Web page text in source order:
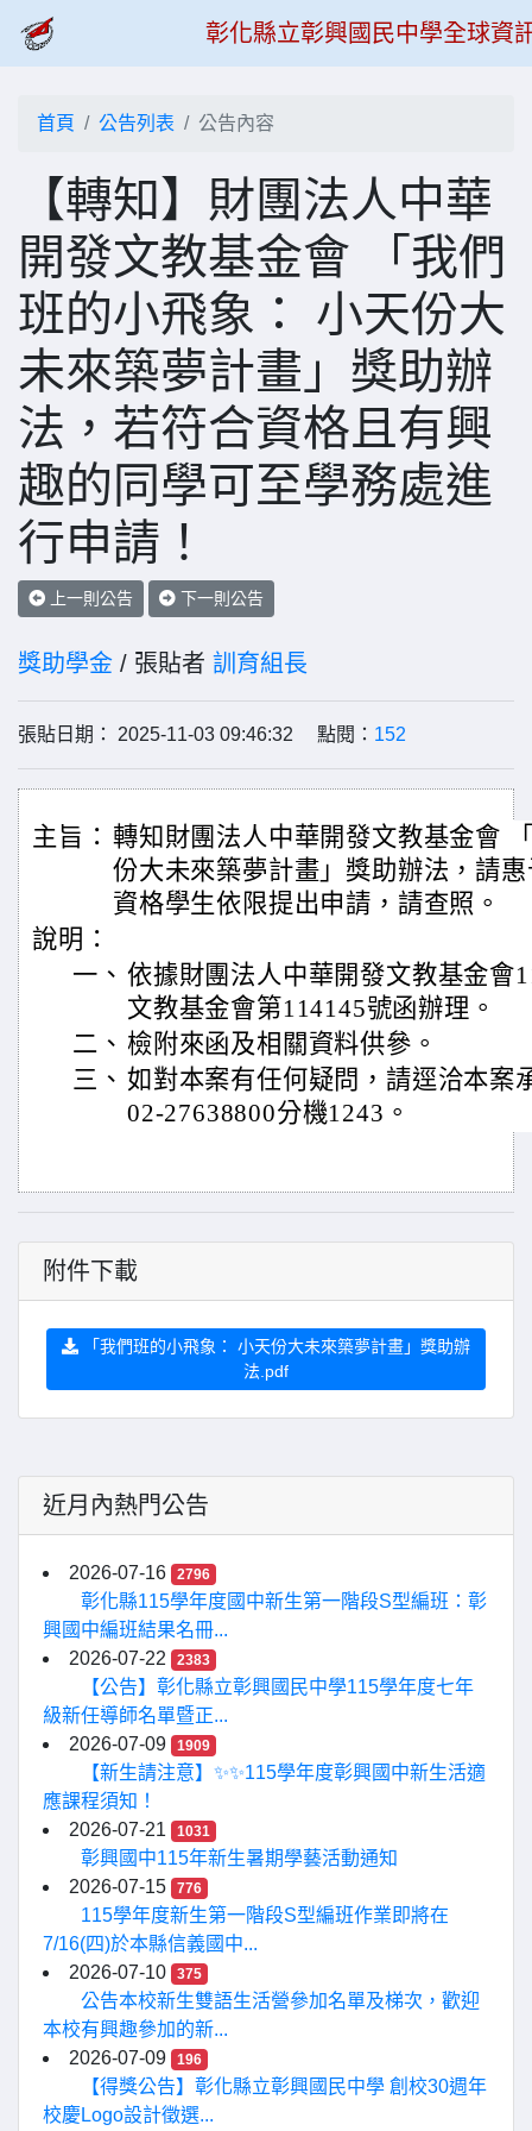
彰化縣立彰興國民中學全球資
首頁 公告列表 公告內容
【轉知】財團法人中華
開發文教基金會 「我們
班的小飛象： 小天份大
未來築夢計畫」獎助辦
法，若符合資格且有興
趣的同學可至學務處進
行申請！
上一則公告 下一則公告
獎助學金 / 張貼者 訓育組長
張貼日期： 2025-11-03 09:46:32 點閱： 152
主旨： 轉知財團法人中華開發文教基金會
份大未來築夢計畫」獎助辦法，請
資格學生依限提出申請，請查照。
說明：
一、 依據財團法人中華開發文教基金會
文教基金會第114145號函辦理。
二、 檢附來函及相關資料供參。
三、 如對本案有任何疑問，請逕洽本案
02-27638800分機1243。
附件下載
「我們班的小飛象： 小天份大未來築夢計畫」獎助辦
法.pdf
近月內熱門公告
2026-07-16 2796
彰化縣115學年度國中新生第一階段S型編班：彰
興國中編班結果名冊...
2026-07-22
2383
【公告】彰化縣立彰興國民中學115學年度七年
級新任導師名單暨正...
2026-07-09
1909
【新生請注意】✨✨115學年度彰興國中新生活適
應課程須知！
2026-07-21
1031
彰興國中115年新生暑期學藝活動通知
2026-07-15
776
115學年度新生第一階段S型編班作業即將在
7/16(四)於本縣信義國中...
2026-07-10
375
公告本校新生雙語生活營參加名單及梯次，歡迎
本校有興趣參加的新...
2026-07-09
196
【得獎公告】彰化縣立彰興國民中學 創校30週年
校慶Logo設計徵選...